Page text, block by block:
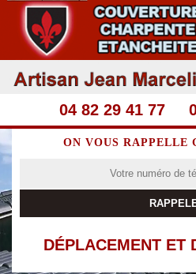
04 82 29 41 77
ON VOUS RAPPELLE
DÉPLACEMENT ET